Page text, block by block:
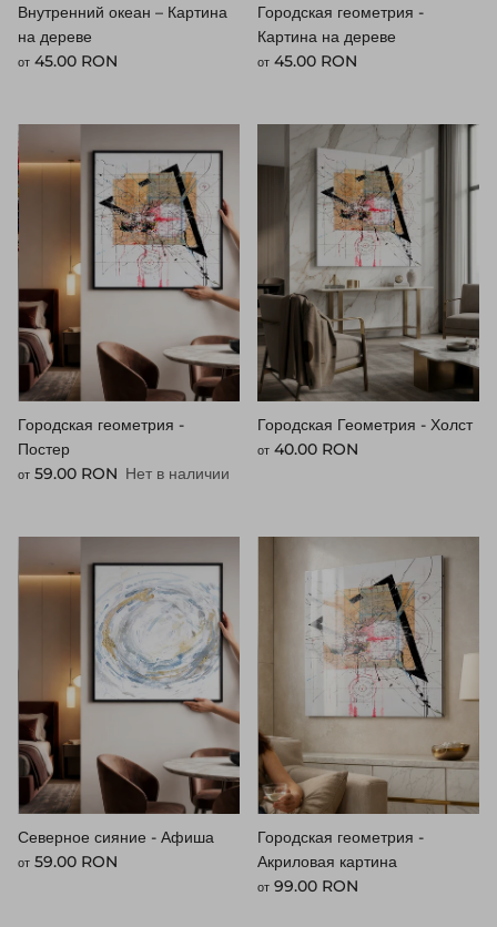
Внутренний океан – Картина
на дереве
Стандартная цена
от 45.00 RON
Городская геометрия -
Картина на дереве
Стандартная цена
от 45.00 RON
Городская геометрия -
Постер
Стандартная цена
от 59.00 RON Нет в наличии
Городская Геометрия - Холст
Стандартная цена
от 40.00 RON
Северное сияние - Афиша
Стандартная цена
от 59.00 RON
Городская геометрия -
Акриловая картина
Стандартная цена
от 99.00 RON